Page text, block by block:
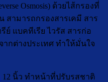
Osmosis) ด้วยไส้กรองที่
สามารถกรองสารเคมี สาร
แบคทีเรีย ไวรัส สารก่อ
ากต่างประเทศ ทำให้มั่นใจ
12 นิ้ว ทำหน้าที่ปรับรสชาติ